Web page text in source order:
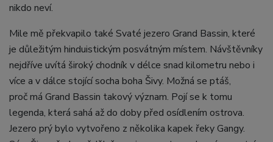
nikdo neví.
Mile mě překvapilo také Svaté jezero Grand Bassin, které
je důležitým hinduistickým posvátným místem. Návštěvníky
nejdříve uvítá široký chodník v délce snad kilometru nebo i
více a v dálce stojící socha boha Šivy. Možná se ptáš,
proč má Grand Bassin takový význam. Pojí se k tomu
legenda, která sahá až do doby před osídlením ostrova.
Jezero prý bylo vytvořeno z několika kapek řeky Gangy.